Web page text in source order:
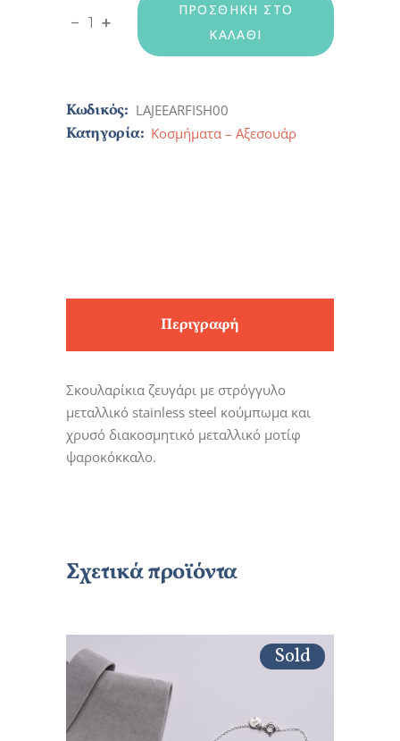
Σκουλαρίκια Ψαροκόκκαλο quantity
- +
ΠΡΟΣΘΉΚΗ ΣΤΟ
ΚΑΛΆΘΙ
Κωδικός: LAJEEARFISH00
Κατηγορία: Κοσμήματα – Αξεσουάρ
Περιγραφή
Σκουλαρίκια ζευγάρι με στρόγγυλο
μεταλλικό stainless steel κούμπωμα και
χρυσό διακοσμητικό μεταλλικό μοτίφ
ψαροκόκκαλο.
Σχετικά προϊόντα
Sold